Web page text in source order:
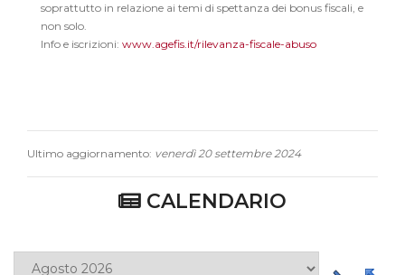
soprattutto in relazione ai temi di spettanza dei bonus fiscali, e
non solo.
Info e iscrizioni: www.agefis.it/rilevanza-fiscale-abuso
Ultimo aggiornamento: venerdì 20 settembre 2024
CALENDARIO